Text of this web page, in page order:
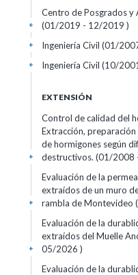
Centro de Posgrados y
(01/2019 - 12/2019 )
+
Ingeniería Civil (01/
+
Ingeniería Civil (10/
+
EXTENSIÓN
Control de calidad del
Extracción,
de hormigones según
destructivos. (01/2008
+
Evaluación de la
extraídos de un muro
rambla de Montevideo
+
Evaluación de la
extraídos del Muelle
05/2026 )
+
Evaluación de la